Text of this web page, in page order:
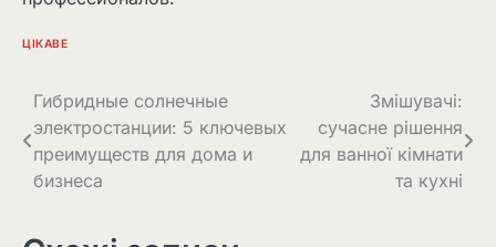
ЦІКАВЕ
Навігація
записів
Гибридные солнечные
электростанции: 5 ключевых
преимуществ для дома и
бизнеса
Змішувачі:
сучасне рішення
для ванної кімнати
та кухні